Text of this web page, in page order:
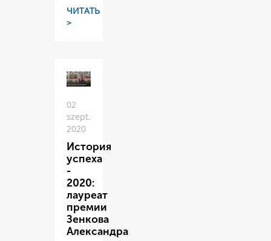
ЧИТАТЬ
>
02
szept.
2020
История
успеха
-
2020:
лауреат
премии
Зенкова
Александра